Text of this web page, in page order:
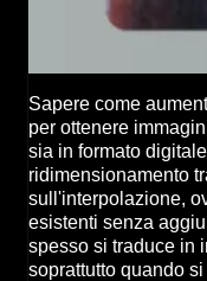
Sapere come
per ottenere
sia in formato
ridimensionamento
sull'interpolazione,
esistenti senza
spesso si traduce in
soprattutto quando